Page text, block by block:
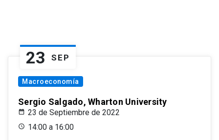
23 SEP
Macroeconomía
Sergio Salgado, Wharton University
23 de Septiembre de 2022
14:00 a 16:00